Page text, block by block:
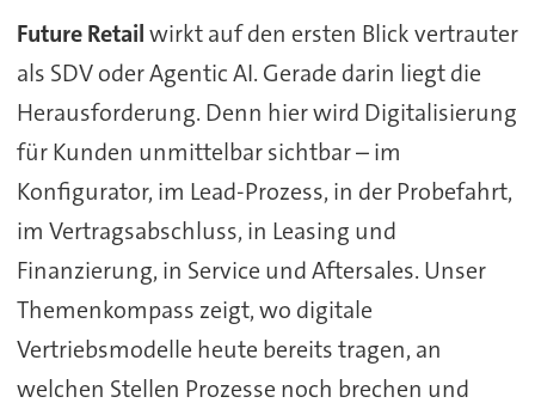
Future Retailwirkt auf den ersten Blick vertrauter
als SDV oder Agentic AI. Gerade darin liegt die
Herausforderung. Denn hier wird Digitalisierung
für Kunden unmittelbar sichtbar – im
Konfigurator, im Lead-Prozess, in der Probefahrt,
im Vertragsabschluss, in Leasing und
Finanzierung, in Service und Aftersales. Unser
Themenkompass zeigt, wo digitale
Vertriebsmodelle heute bereits tragen, an
welchen Stellen Prozesse noch brechen und